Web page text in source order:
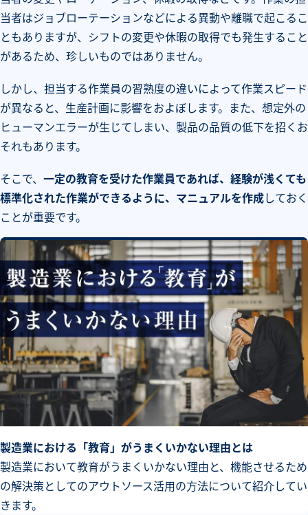
当者はジョブローテーションなどによる異動や離職で起こるこ
ともありますが、シフトの変更や休暇の取得でも発生すること
があるため、珍しいものではありません。
しかし、担当する作業員の習熟度の違いによって作業スピード
が異なると、生産計画に影響をおよぼします。また、想定外の
ヒューマンエラーが生じてしまい、製品の品質の低下を招くお
それもあります。
そこで、 一定の教育を受けた作業員であれば、経験が浅くても
標準化された作業ができるように、マニュアルを作成しておく
ことが重要です。
製造業における「教育」がうまくいかない理由とは
製造業において教育がうまくいかない理由と、機能させるため
の解決策としてのアウトソース活用の方法について紹介してい
きます。